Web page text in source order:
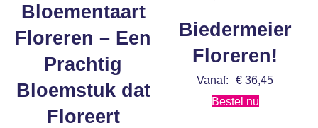
Bloementaart
Floreren – Een
Prachtig
Bloemstuk dat
Floreert
Biedermeier
Floreren!
Vanaf: € 36,45
Bestel nu